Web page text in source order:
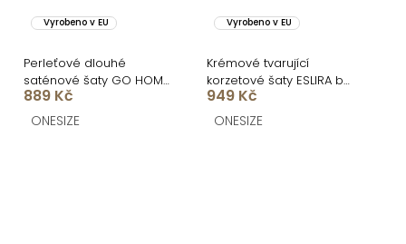
Vyrobeno v EU
Perleťové dlouhé
saténové šaty GO HOME
s páskem
889 Kč
ONESIZE
Vyrobeno v EU
Krémové tvarující
korzetové šaty ESLIRA bez
ramínek
949 Kč
ONESIZE